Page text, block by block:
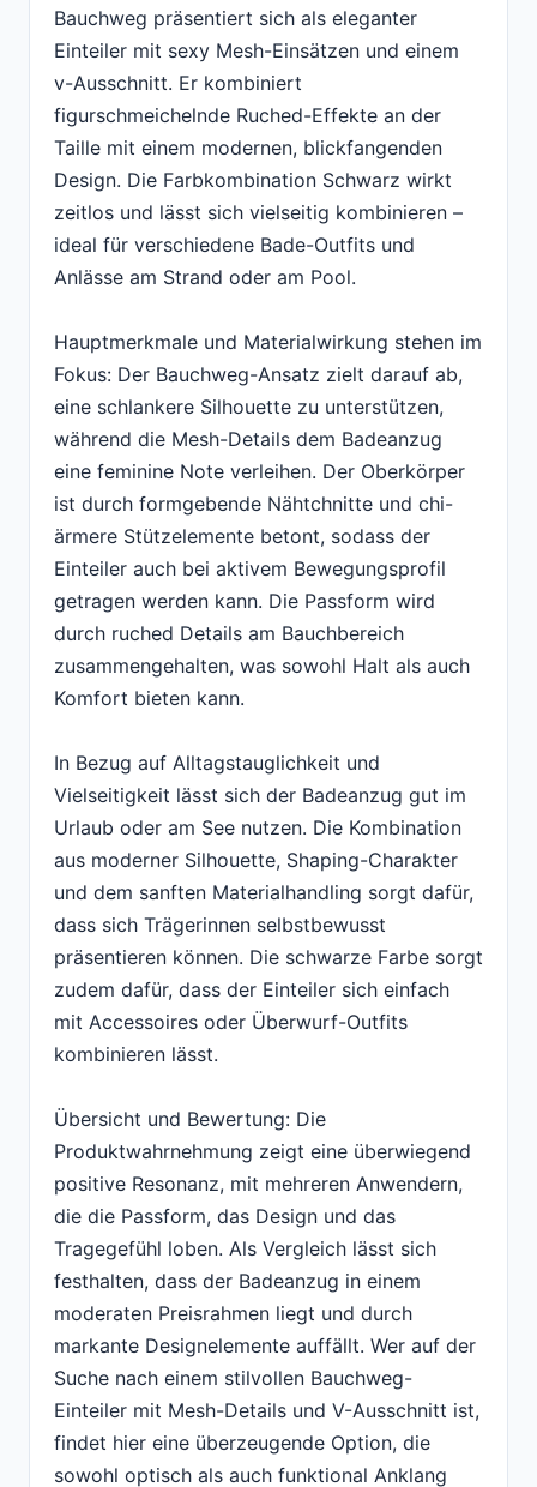
Bauchweg präsentiert sich als eleganter
Einteiler mit sexy Mesh-Einsätzen und einem
v-Ausschnitt. Er kombiniert
figurschmeichelnde Ruched-Effekte an der
Taille mit einem modernen, blickfangenden
Design. Die Farbkombination Schwarz wirkt
zeitlos und lässt sich vielseitig kombinieren –
ideal für verschiedene Bade-Outfits und
Anlässe am Strand oder am Pool.
Hauptmerkmale und Materialwirkung stehen im
Fokus: Der Bauchweg-Ansatz zielt darauf ab,
eine schlankere Silhouette zu unterstützen,
während die Mesh-Details dem Badeanzug
eine feminine Note verleihen. Der Oberkörper
ist durch formgebende Nähtchnitte und chi-
ärmere Stützelemente betont, sodass der
Einteiler auch bei aktivem Bewegungsprofil
getragen werden kann. Die Passform wird
durch ruched Details am Bauchbereich
zusammengehalten, was sowohl Halt als auch
Komfort bieten kann.
In Bezug auf Alltagstauglichkeit und
Vielseitigkeit lässt sich der Badeanzug gut im
Urlaub oder am See nutzen. Die Kombination
aus moderner Silhouette, Shaping-Charakter
und dem sanften Materialhandling sorgt dafür,
dass sich Trägerinnen selbstbewusst
präsentieren können. Die schwarze Farbe sorgt
zudem dafür, dass der Einteiler sich einfach
mit Accessoires oder Überwurf-Outfits
kombinieren lässt.
Übersicht und Bewertung: Die
Produktwahrnehmung zeigt eine überwiegend
positive Resonanz, mit mehreren Anwendern,
die die Passform, das Design und das
Tragegefühl loben. Als Vergleich lässt sich
festhalten, dass der Badeanzug in einem
moderaten Preisrahmen liegt und durch
markante Designelemente auffällt. Wer auf der
Suche nach einem stilvollen Bauchweg-
Einteiler mit Mesh-Details und V-Ausschnitt ist,
findet hier eine überzeugende Option, die
sowohl optisch als auch funktional Anklang